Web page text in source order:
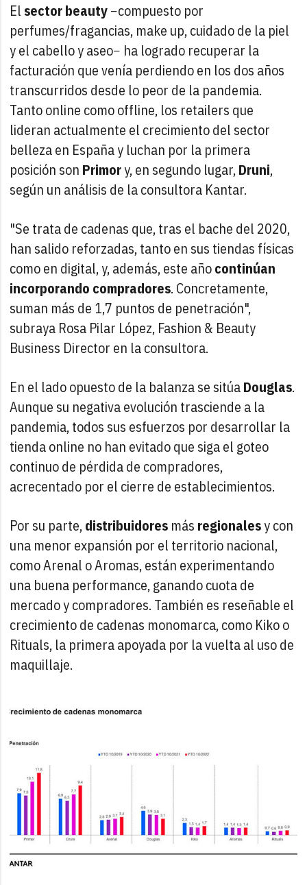
El sector beauty−compuesto por
perfumes/fragancias, make up, cuidado de la piel
y el cabello y aseo− ha logrado recuperar la
facturación que venía perdiendo en los dos años
transcurridos desde lo peor de la pandemia.
Tanto online como offline, los retailers que
lideran actualmente el crecimiento del sector
belleza en España y luchan por la primera
posición son Primory, en segundo lugar,Druni,
según un análisis de la consultora Kantar.
"Se trata de cadenas que, tras el bache del 2020,
han salido reforzadas, tanto en sus tiendas físicas
como en digital, y, además, este añocontinúan
incorporando compradores. Concretamente,
suman más de 1,7 puntos de penetración",
subraya Rosa Pilar López, Fashion & Beauty
Business Director en la consultora.
En el lado opuesto de la balanza se sitúaDouglas.
Aunque su negativa evolución trasciende a la
pandemia, todos sus esfuerzos por desarrollar la
tienda online no han evitado que siga el goteo
continuo de pérdida de compradores,
acrecentado por el cierre de establecimientos.
Por su parte,distribuidores más regionalesy con
una menor expansión por el territorio nacional,
como Arenal o Aromas, están experimentando
una buena performance, ganando cuota de
mercado y compradores. También es reseñable el
crecimiento de cadenas monomarca, como Kiko o
Rituals, la primera apoyada por la vuelta al uso de
maquillaje.